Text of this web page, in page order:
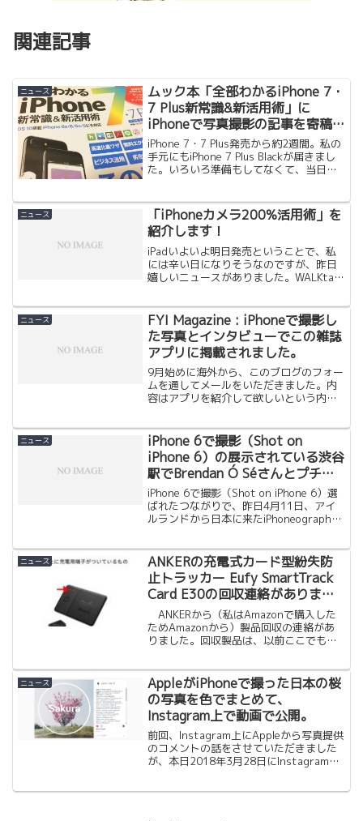
関連記事
ニュース
ムック本「全部わかるiPhone 7・
7 Plus新常識&新活用術」に
iPhoneで写真撮影の記事を寄稿
させていただきました。
iPhone 7・7 Plus発売から約2週間。私の
手元にもiPhone 7 Plus Blackが届きまし
た。いろいろ準備もしてなくて、当日も
ットブラックはまだ来な...
ニュース
「iPhoneカメラ200%活用術」を
紹介します！
iPadいよいよ明日発売ということで、私
には辛い日になりそうなのですが、昨日
嬉しいニュースがありました。WALKtan
Twitterで私の写真が載ってる本が出て
ると聞きました。 実は今月初めにそう
いうお話があり...
ニュース
FYI Magazine : iPhoneで撮影し
た写真とインタビューでこの雑誌
アプリに掲載されました。
9月始めに海外から、このブログのフォー
ムを通してメールをいただきました。内
容はアプリを紹介して欲しいという内容
いので送って欲しいという内容でした。
FlickrやF...
ニュース
iPhone 6で撮影（Shot on
iPhone 6）の展示されている渋谷
駅でBrendan Ó Séさんとプチフ
ォトウォーク
iPhone 6で撮影（Shot on iPhone 6）選
ばれたつながりで、昨日4月11日、アイ
ルランドから日本に来たiPhoneographer
クのコペ...
ニュース
ANKERの充電式カード型紛失防
止トラッカー Eufy SmartTrack
Card E30の回収連絡がありまし
た
ANKERから（私はAmazonで購入した
ためAmazonから）製品回収の連絡があ
りました。回収製品は、以前ここでも紹
ラッカーEufy SmartTrack Card E30にな
ります。対象販路は、Anker Japan公式
オンラインストア、 Anker Store、
Amazon.co.jp、楽天市場、Yahoo!ショッ
ピング、家電量販店（家電量販店のECサ
イト含む）等。
ニュース
AppleがiPhoneで撮った日本の桜
の写真を色でまとめて、
Instagram上で動画で公開。
前回、Instagram上にAppleから写真提供
のコメントの話をさせていただきました
が、本日2018年3月28日にInstagramの